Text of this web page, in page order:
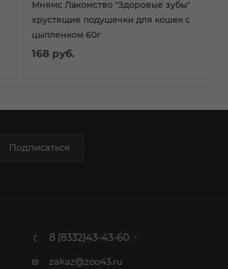
Мнямс Лакомство "Здоровые зубы"
хрустящие подушечки для кошек с
цыпленком 60г
168 руб.
Подписаться
8 (8332)43-43-60
zakaz@zoo43.ru